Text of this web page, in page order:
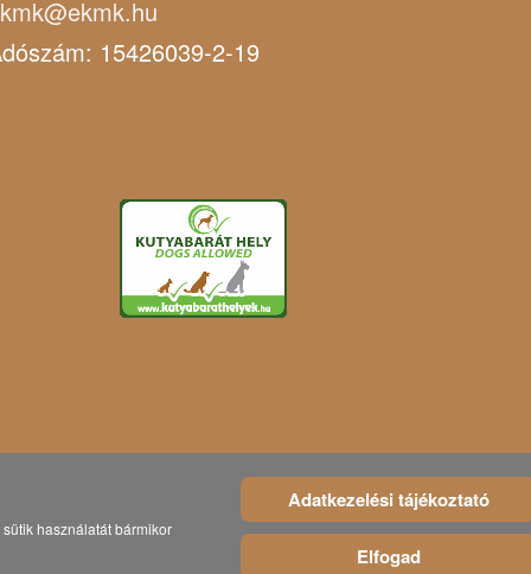
15426039-2-19
használatát bármikor
Adatkezelési tájékoztató
Elfogad